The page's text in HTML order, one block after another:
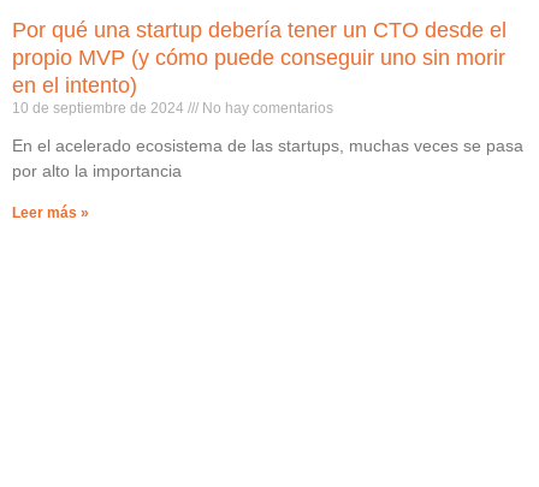
Por qué una startup debería tener un CTO desde el
propio MVP (y cómo puede conseguir uno sin morir
en el intento)
10 de septiembre de 2024 No hay comentarios
En el acelerado ecosistema de las startups, muchas veces se pasa
por alto la importancia
Leer más »